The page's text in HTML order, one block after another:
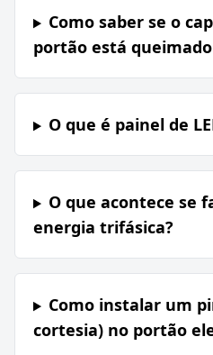
Como saber se o
portão está
O que é painel de
O que acontece se
energia trifásica?
Como instalar um
cortesia) no portão